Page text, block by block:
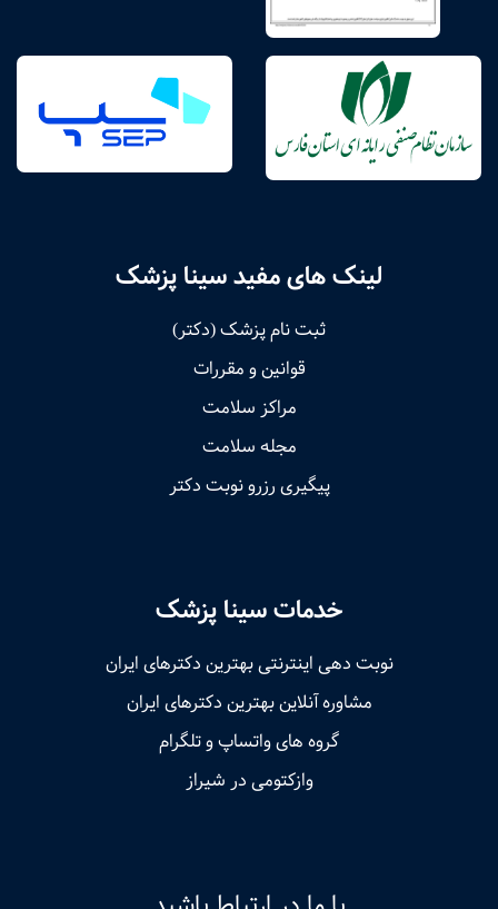
لینک های مفید سینا پزشک
ثبت نام پزشک (دکتر)
قوانین و مقررات
مراکز سلامت
مجله سلامت
پیگیری رزرو نوبت دکتر
خدمات سینا پزشک
نوبت‌ دهی اینترنتی بهترین دکترهای ایران
مشاوره آنلاین بهترین دکترهای ایران
گروه های واتساپ و تلگرام
وازکتومی در شیراز